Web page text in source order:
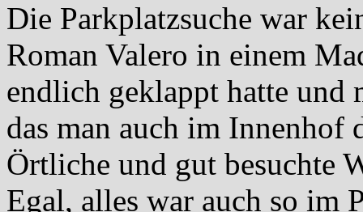
Die Parkplatzsuche war
Roman Valero in einem
endlich geklappt hatte und
das man auch im Innenhof
Örtliche und gut besuchte
Egal, alles war auch so im